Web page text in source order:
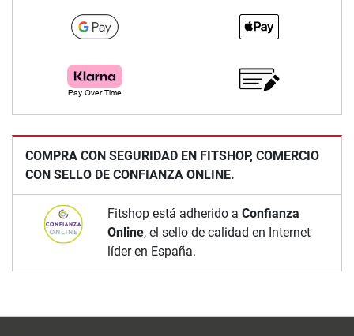
COMPRA CON SEGURIDAD EN FITSHOP, COMERCIO
CON SELLO DE CONFIANZA ONLINE.
Fitshop está adherido a Confianza
Online, el sello de calidad en Internet
líder en España.